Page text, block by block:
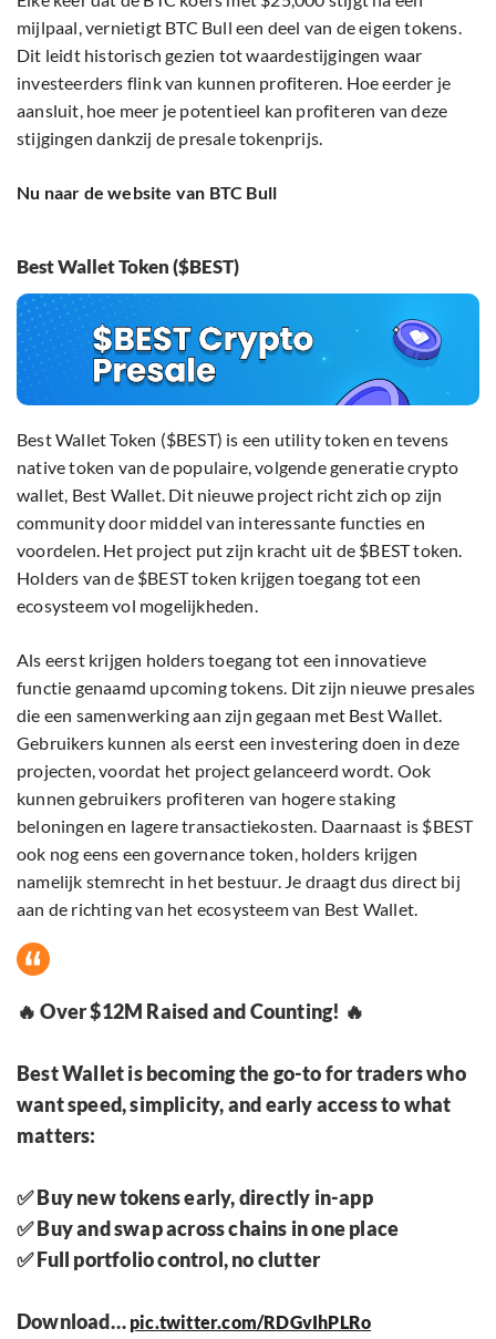
mijlpaal, vernietigt BTC Bull een deel van de eigen tokens.
Dit leidt historisch gezien tot waardestijgingen waar
investeerders flink van kunnen profiteren. Hoe eerder je
aansluit, hoe meer je potentieel kan profiteren van deze
stijgingen dankzij de presale tokenprijs.
Nu naar de website van BTC Bull
Best Wallet Token ($BEST)
Best Wallet Token ($BEST) is een utility token en tevens
native token van de populaire, volgende generatie crypto
wallet, Best Wallet. Dit nieuwe project richt zich op zijn
community door middel van interessante functies en
voordelen. Het project put zijn kracht uit de $BEST token.
Holders van de $BEST token krijgen toegang tot een
ecosysteem vol mogelijkheden.
Als eerst krijgen holders toegang tot een innovatieve
functie genaamd upcoming tokens. Dit zijn nieuwe presales
die een samenwerking aan zijn gegaan met Best Wallet.
Gebruikers kunnen als eerst een investering doen in deze
projecten, voordat het project gelanceerd wordt. Ook
kunnen gebruikers profiteren van hogere staking
beloningen en lagere transactiekosten. Daarnaast is $BEST
ook nog eens een governance token, holders krijgen
namelijk stemrecht in het bestuur. Je draagt dus direct bij
aan de richting van het ecosysteem van Best Wallet.
🔥 Over $12M Raised and Counting! 🔥
Best Wallet is becoming the go-to for traders who
want speed, simplicity, and early access to what
matters:
✅ Buy new tokens early, directly in-app
✅ Buy and swap across chains in one place
✅ Full portfolio control, no clutter
Download… pic.twitter.com/RDGvIhPLRo